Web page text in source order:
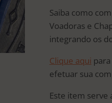
Saiba como
Voadoras e
integrando os
Clique aqui
efetuar sua
Este item serve